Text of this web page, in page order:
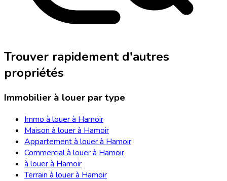
Trouver rapidement d'autres
propriétés
Immobilier à louer par type
Immo à louer à Hamoir
Maison à louer à Hamoir
Appartement à louer à Hamoir
Commercial à louer à Hamoir
à louer à Hamoir
Terrain à louer à Hamoir